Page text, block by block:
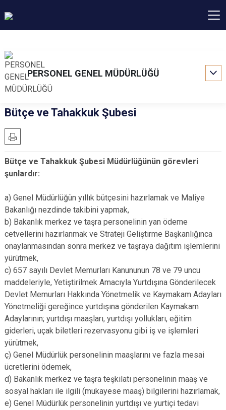
PERSONEL GENEL MÜDÜRLÜĞÜ
Bütçe ve Tahakkuk Şubesi
Bütçe ve Tahakkuk Şubesi Müdürlüğünün görevleri
şunlardır:
a) Genel Müdürlüğün yıllık bütçesini hazırlamak ve Maliye
Bakanlığı nezdinde takibini yapmak,
b) Bakanlık merkez ve taşra personelinin yan ödeme
cetvellerini hazırlanmak ve Strateji Geliştirme Başkanlığınca
onaylanmasından sonra merkez ve taşraya dağıtım işlemlerini
yürütmek,
c) 657 sayılı Devlet Memurları Kanununun 78 ve 79 uncu
maddeleriyle, Yetiştirilmek Amacıyla Yurtdışına Gönderilecek
Devlet Memurları Hakkında Yönetmelik ve Kaymakam Adayları
Yönetmeliği gereğince yurtdışına gönderilen Kaymakam
Adaylarının; yurtdışı maaşları, yurtdışı yollukları, eğitim
giderleri, uçak biletleri rezervasyonu gibi iş ve işlemleri
yürütmek,
ç) Genel Müdürlük personelinin maaşlarını ve fazla mesai
ücretlerini ödemek,
d) Bakanlık merkez ve taşra teşkilatı personelinin maaş ve
sosyal hakları ile ilgili (mukayese maaş) bilgilerini hazırlamak,
e) Genel Müdürlük personelinin yurtdışı ve yurtiçi tedavi